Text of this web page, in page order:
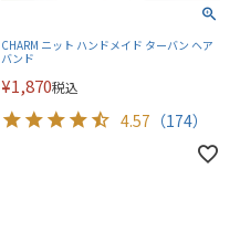
CHARM ニット ハンドメイド ターバン ヘア
バンド
¥1,870税込
4.57 （174）